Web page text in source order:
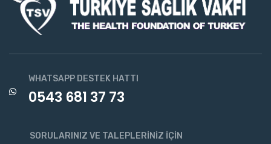
WHATSAPP DESTEK HATTI
0543 681 37 73
SORULARINIZ VE TALEPLERINIZ İÇIN